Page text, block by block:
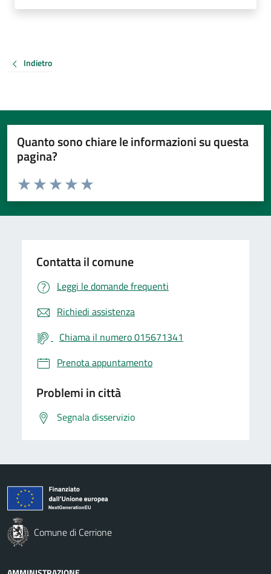
Indietro
Quanto sono chiare le informazioni su questa
pagina?
Valuta da 1 a 5 stelle la pagina
Valuta 5 stelle su 5
Valuta 4 stelle su 5
Valuta 3 stelle su 5
Valuta 2 stelle su 5
Valuta 1 stelle su 5
Contatta il comune
Leggi le domande frequenti
Richiedi assistenza
Chiama il numero 015671341
Prenota appuntamento
Problemi in città
Segnala disservizio
Comune di Cerrione